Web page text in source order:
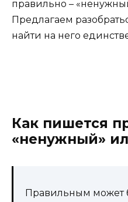
правильно –
Предлагаем
найти на него
Как пишется
«ненужный»
Правильным может